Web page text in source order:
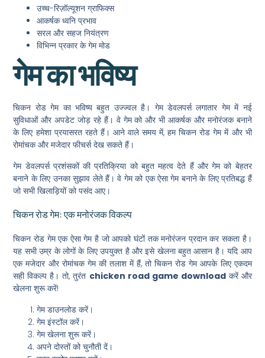
उच्च-रिज़ॉल्यूशन ग्राफिक्स
आकर्षक ध्वनि प्रभाव
सरल और सहज नियंत्रण
विभिन्न प्रकार के गेम मोड
गेम का भविष्य
चिकन रोड गेम का भविष्य बहुत उज्ज्वल है। गेम डेवलपर्स लगातार गेम में नई
सुविधाओं और अपडेट जोड़ रहे हैं। वे गेम को और भी आकर्षक और मनोरंजक बनाने
के लिए हमेशा प्रयासरत रहते हैं। आने वाले समय में, हम चिकन रोड गेम में और भी
रोमांचक और मजेदार फीचर्स देख सकते हैं।
गेम डेवलपर्स प्रशंसकों की प्रतिक्रिया को बहुत महत्व देते हैं और गेम को बेहतर
बनाने के लिए उनका सुझाव लेते हैं। वे गेम को एक ऐसा गेम बनाने के लिए प्रतिबद्ध हैं
जो सभी खिलाड़ियों को पसंद आए।
चिकन रोड गेम: एक मनोरंजक विकल्प
चिकन रोड गेम एक ऐसा गेम है जो आपको घंटों तक मनोरंजन प्रदान कर सकता है।
यह सभी उम्र के लोगों के लिए उपयुक्त है और इसे खेलना बहुत आसान है। यदि आप
एक मजेदार और रोमांचक गेम की तलाश में हैं, तो चिकन रोड गेम आपके लिए एकदम
सही विकल्प है। तो, तुरंत chicken road game downloadकरें और
खेलना शुरू करें!
गेम डाउनलोड करें।
गेम इंस्टॉल करें।
गेम खेलना शुरू करें।
अपने दोस्तों को चुनौती दें।